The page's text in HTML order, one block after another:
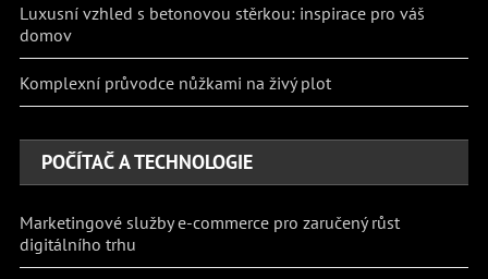
Luxusní vzhled s betonovou stěrkou: inspirace pro váš
domov
Komplexní průvodce nůžkami na živý plot
POČÍTAČ A TECHNOLOGIE
Marketingové služby e-commerce pro zaručený růst
digitálního trhu